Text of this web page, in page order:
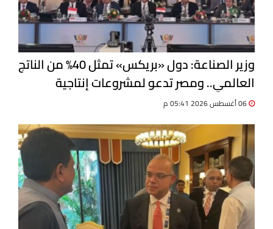
وزير الصناعة: دول «بريكس» تمثل 40% من الناتج
العالمي.. ومصر تدعو لمشروعات إنتاجية
مشتركة